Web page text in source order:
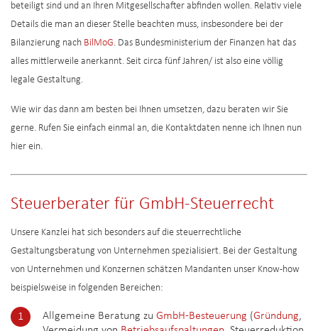
beteiligt sind und an Ihren Mitgesellschafter abfinden wollen. Relativ viele
Details die man an dieser Stelle beachten muss, insbesondere bei der
Bilanzierung nach BilMoG. Das Bundesministerium der Finanzen hat das
alles mittlerweile anerkannt. Seit circa fünf Jahren/ ist also eine völlig
legale Gestaltung.
Wie wir das dann am besten bei Ihnen umsetzen, dazu beraten wir Sie
gerne. Rufen Sie einfach einmal an, die Kontaktdaten nenne ich Ihnen nun
hier ein.
Steuerberater für GmbH-Steuerrecht
Unsere Kanzlei hat sich besonders auf die steuerrechtliche
Gestaltungsberatung von Unternehmen spezialisiert. Bei der Gestaltung
von Unternehmen und Konzernen schätzen Mandanten unser Know-how
beispielsweise in folgenden Bereichen:
Allgemeine Beratung zu GmbH-Besteuerung (Gründung,